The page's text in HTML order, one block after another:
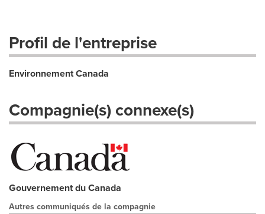
Profil de l'entreprise
Environnement Canada
Compagnie(s) connexe(s)
Gouvernement du Canada
Autres communiqués de la compagnie